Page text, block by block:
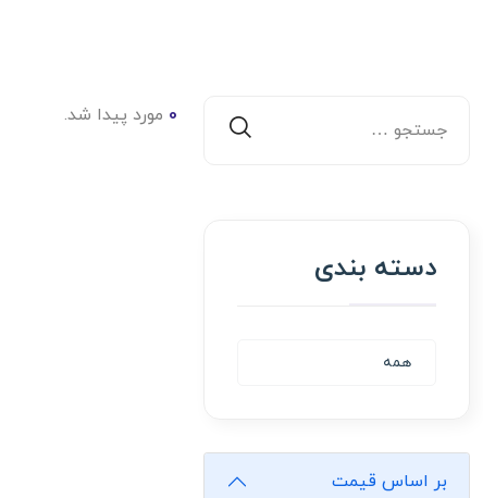
0 مورد پیدا شد.
دسته بندی
همه
بر اساس قیمت